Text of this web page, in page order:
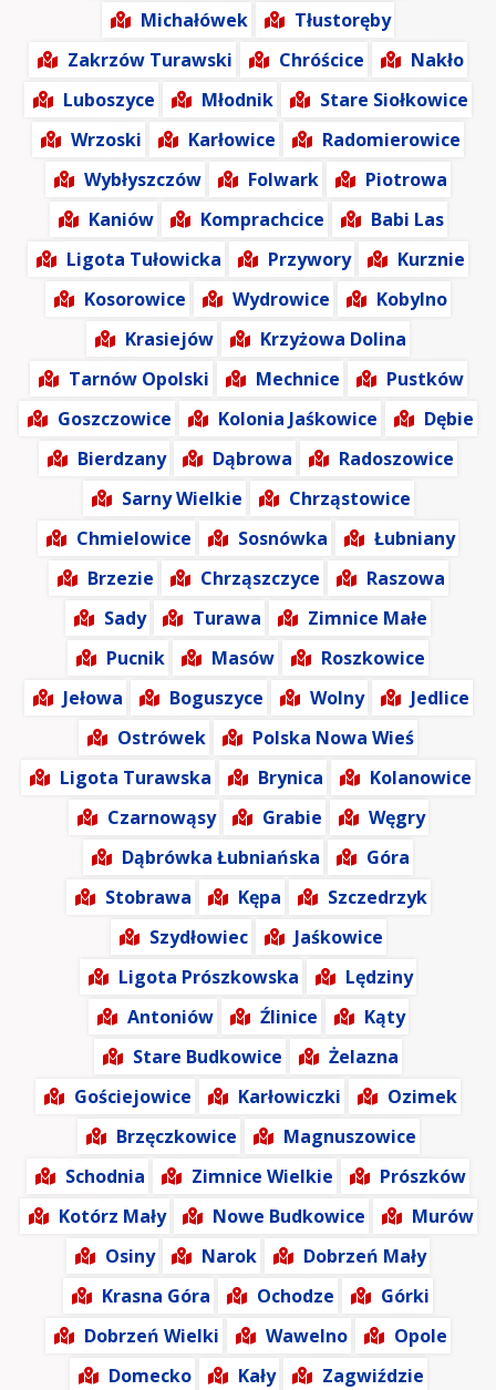
Michałówek
Tłustoręby
Zakrzów Turawski
Chróścice
Nakło
Luboszyce
Młodnik
Stare Siołkowice
Wrzoski
Karłowice
Radomierowice
Wybłyszczów
Folwark
Piotrowa
Kaniów
Komprachcice
Babi Las
Ligota Tułowicka
Przywory
Kurznie
Kosorowice
Wydrowice
Kobylno
Krasiejów
Krzyżowa Dolina
Tarnów Opolski
Mechnice
Pustków
Goszczowice
Kolonia Jaśkowice
Dębie
Bierdzany
Dąbrowa
Radoszowice
Sarny Wielkie
Chrząstowice
Chmielowice
Sosnówka
Łubniany
Brzezie
Chrząszczyce
Raszowa
Sady
Turawa
Zimnice Małe
Pucnik
Masów
Roszkowice
Jełowa
Boguszyce Wolny
Jedlice
Ostrówek
Polska Nowa Wieś
Ligota Turawska
Brynica
Kolanowice
Czarnowąsy
Grabie
Węgry
Dąbrówka Łubniańska
Góra
Stobrawa
Kępa
Szczedrzyk
Szydłowiec
Jaśkowice
Ligota Prószkowska
Lędziny
Antoniów
Źlinice
Kąty
Stare Budkowice
Żelazna
Gościejowice
Karłowiczki
Ozimek
Brzęczkowice
Magnuszowice
Schodnia
Zimnice Wielkie
Prószków
Kotórz Mały
Nowe Budkowice
Murów
Osiny
Narok
Dobrzeń Mały
Krasna Góra
Ochodze
Górki
Dobrzeń Wielki
Wawelno
Opole
Domecko
Kały
Zagwiździe